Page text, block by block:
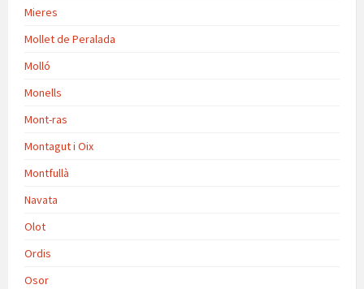
Mieres
Mollet de Peralada
Molló
Monells
Mont-ras
Montagut i Oix
Montfullà
Navata
Olot
Ordis
Osor